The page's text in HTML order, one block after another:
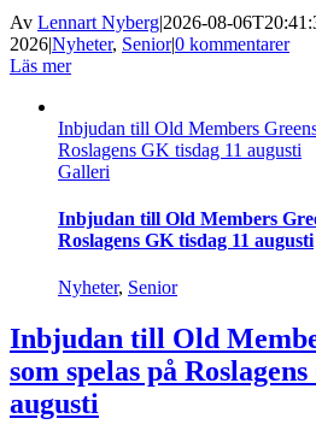
Av Lennart Nyberg|2026-08-
2026|Nyheter, Senior|0 kommentarer
Läs mer
Inbjudan till Old Members
Roslagens GK tisdag 11 augusti
Galleri
Inbjudan till Old Members
Roslagens GK tisdag 11 augusti
Nyheter, Senior
Inbjudan till Old
som spelas på
augusti